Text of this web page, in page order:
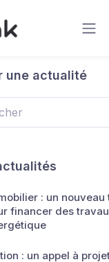
une actualité
: un
financer des
: un appel à